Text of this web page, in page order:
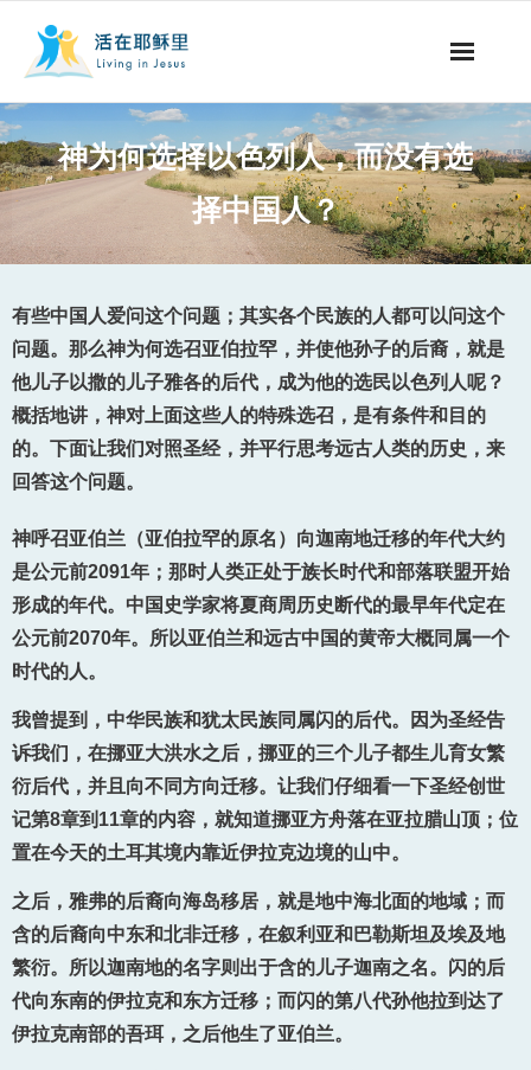
视听节目
阅读文章
永生之道
奉献支持
其他语言
神为何选择以色列人，而没有选
择中国人？
有些中国人爱问这个问题；其实各个民族的人都可以问这个
问题。那么神为何选召亚伯拉罕，并使他孙子的后裔，就是
他儿子以撒的儿子雅各的后代，成为他的选民以色列人呢？
概括地讲，神对上面这些人的特殊选召，是有条件和目的
的。下面让我们对照圣经，并平行思考远古人类的历史，来
回答这个问题。
神呼召亚伯兰（亚伯拉罕的原名）向迦南地迁移的年代大约
是公元前2091年；那时人类正处于族长时代和部落联盟开始
形成的年代。中国史学家将夏商周历史断代的最早年代定在
公元前2070年。所以亚伯兰和远古中国的黄帝大概同属一个
时代的人。
我曾提到，中华民族和犹太民族同属闪的后代。因为圣经告
诉我们，在挪亚大洪水之后，挪亚的三个儿子都生儿育女繁
衍后代，并且向不同方向迁移。让我们仔细看一下圣经创世
记第8章到11章的内容，就知道挪亚方舟落在亚拉腊山顶；位
置在今天的土耳其境内靠近伊拉克边境的山中。
之后，雅弗的后裔向海岛移居，就是地中海北面的地域；而
含的后裔向中东和北非迁移，在叙利亚和巴勒斯坦及埃及地
繁衍。所以迦南地的名字则出于含的儿子迦南之名。闪的后
代向东南的伊拉克和东方迁移；而闪的第八代孙他拉到达了
伊拉克南部的吾珥，之后他生了亚伯兰。